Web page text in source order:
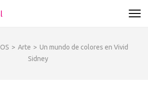
Un espacio donde descubrir la cara B de los
desde su música hasta su arquitectura o sus
> Arte > Un mundo de colores en Vivid
Sidney